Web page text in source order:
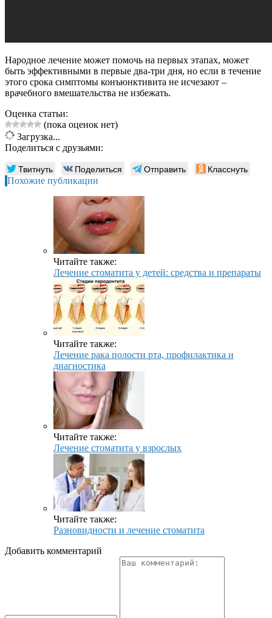
Народное лечение может помочь на первых этапах, может
быть эффективными в первые два-три дня, но если в течение
этого срока симптомы конъюнктивита не исчезают –
врачебного вмешательства не избежать.
Оценка статьи:
(пока оценок нет)
Загрузка...
Поделиться с друзьями:
Твитнуть Поделиться Отправить Класснуть
Похожие публикации
Читайте также:
Лечение стоматита у детей: средства и препараты
Читайте также:
Лечение рака полости рта, профилактика и
диагностика
Читайте также:
Лечение стоматита у взрослых
Читайте также:
Разновидности и лечение стоматита
Добавить комментарий